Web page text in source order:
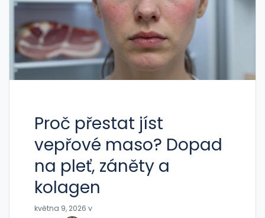
Proč přestat jíst
vepřové maso? Dopad
na pleť, záněty a
kolagen
května 9, 2026 v